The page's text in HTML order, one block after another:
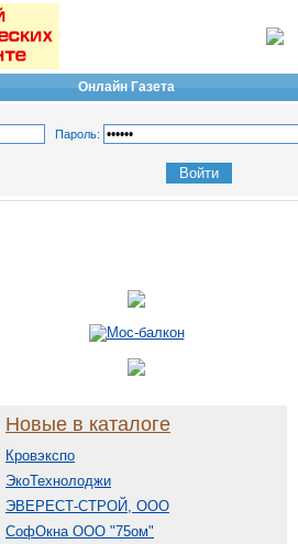
Онлайн Газета
Пароль:
Новые в каталоге
Кровэкспо
ЭкоТехнолоджи
ЭВЕРЕСТ-СТРОЙ, ООО
СофОкна ООО "75ом"